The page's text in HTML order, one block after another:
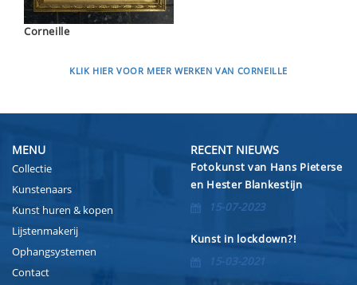
Corneille
KLIK HIER VOOR MEER WERKEN VAN CORNEILLE
MENU
Collectie
Kunstenaars
Kunst huren & kopen
Lijstenmakerij
Ophangsystemen
Contact
RECENT NIEUWS
Fotokunst van Hans Pieterse
en Hester Blankestijn
15-07-2023
Kunst in lockdown?!
15-03-2021